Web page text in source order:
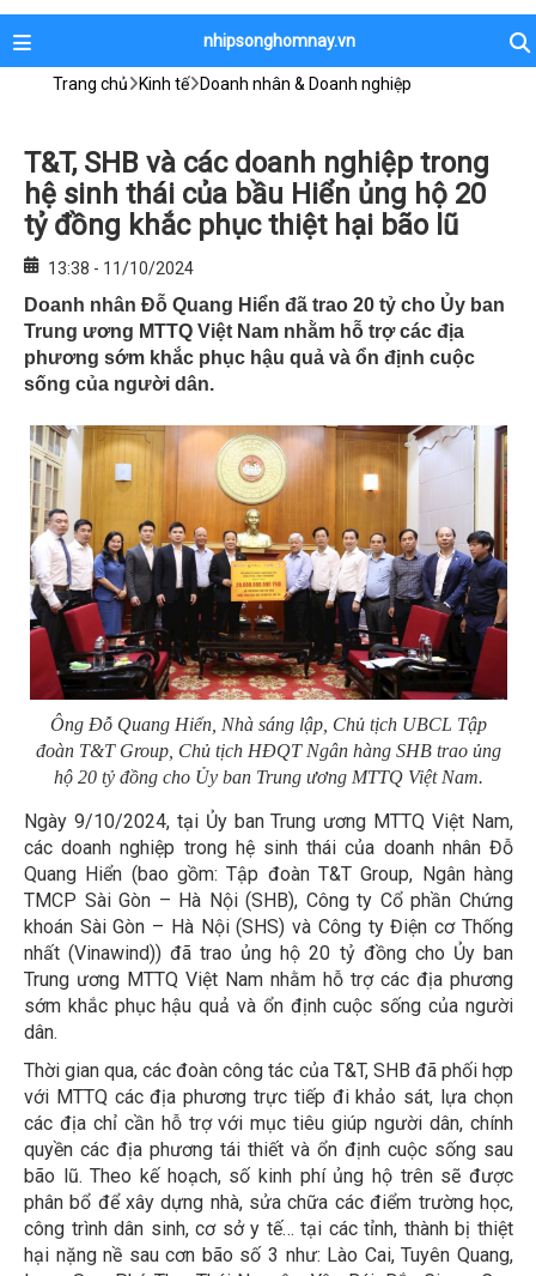
nhipsonghomnay.vn
Trang chủ Kinh tế Doanh nhân & Doanh nghiệp
T&T, SHB và các doanh nghiệp trong
hệ sinh thái của bầu Hiển ủng hộ 20
tỷ đồng khắc phục thiệt hại bão lũ
13:38 - 11/10/2024
Doanh nhân Đỗ Quang Hiển đã trao 20 tỷ cho Ủy ban
Trung ương MTTQ Việt Nam nhằm hỗ trợ các địa
phương sớm khắc phục hậu quả và ổn định cuộc
sống của người dân.
Ông Đỗ Quang Hiển, Nhà sáng lập, Chủ tịch UBCL Tập
đoàn T&T Group, Chủ tịch HĐQT Ngân hàng SHB trao ủng
hộ 20 tỷ đồng cho Ủy ban Trung ương MTTQ Việt Nam.
Ngày 9/10/2024, tại Ủy ban Trung ương MTTQ Việt Nam,
các doanh nghiệp trong hệ sinh thái của doanh nhân Đỗ
Quang Hiển (bao gồm: Tập đoàn T&T Group, Ngân hàng
TMCP Sài Gòn – Hà Nội (SHB), Công ty Cổ phần Chứng
khoán Sài Gòn – Hà Nội (SHS) và Công ty Điện cơ Thống
nhất (Vinawind)) đã trao ủng hộ 20 tỷ đồng cho Ủy ban
Trung ương MTTQ Việt Nam nhằm hỗ trợ các địa phương
sớm khắc phục hậu quả và ổn định cuộc sống của người
dân.
Thời gian qua, các đoàn công tác của T&T, SHB đã phối hợp
với MTTQ các địa phương trực tiếp đi khảo sát, lựa chọn
các địa chỉ cần hỗ trợ với mục tiêu giúp người dân, chính
quyền các địa phương tái thiết và ổn định cuộc sống sau
bão lũ. Theo kế hoạch, số kinh phí ủng hộ trên sẽ được
phân bổ để xây dựng nhà, sửa chữa các điểm trường học,
công trình dân sinh, cơ sở y tế… tại các tỉnh, thành bị thiệt
hại nặng nề sau cơn bão số 3 như: Lào Cai, Tuyên Quang,